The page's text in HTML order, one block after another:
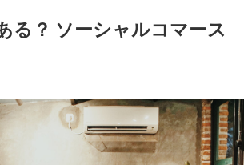
る？ ソーシャルコマース